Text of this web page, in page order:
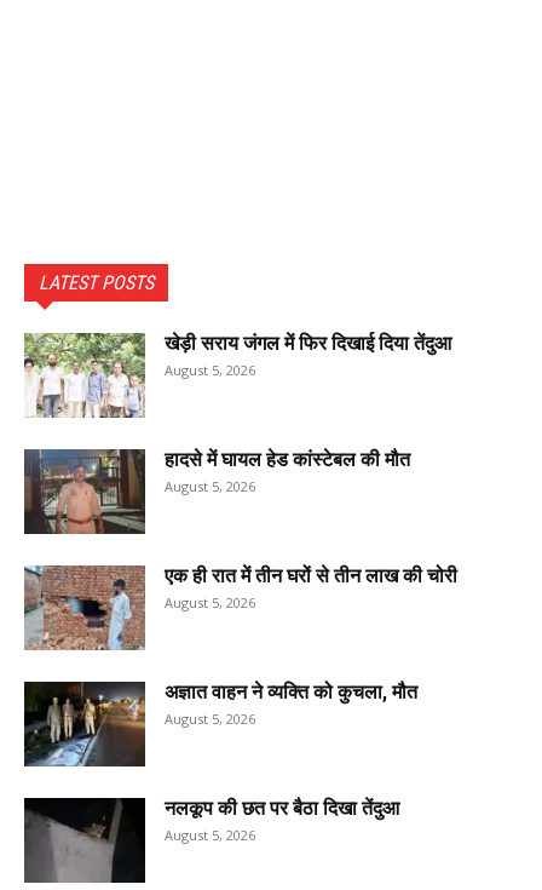
LATEST POSTS
खेड़ी सराय जंगल में फिर दिखाई दिया तेंदुआ
August 5, 2026
हादसे में घायल हेड कांस्टेबल की मौत
August 5, 2026
एक ही रात में तीन घरों से तीन लाख की चोरी
August 5, 2026
अज्ञात वाहन ने व्यक्ति को कुचला, मौत
August 5, 2026
नलकूप की छत पर बैठा दिखा तेंदुआ
August 5, 2026